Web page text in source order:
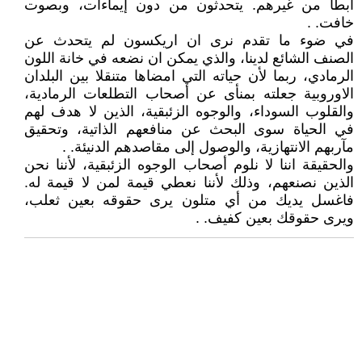
أبطأ من غيرهم. يتحدثون من دون إيماءات، وبصوت
خافت. .
في ضوء ما تقدم نرى ان اريكسون لم يتحدث عن
الصنف الشائع لدينا، والذي يمكن ان نضعه في خانة اللون
الرمادي، ربما لأن حياته التي امضاها متنقلا بين البلدان
الاوروبية جعلته بمنأى عن أصحاب التطلعات الرمادية،
والقلوب السوداء، والوجوه الزئبقية، الذين لا هدف لهم
في الحياة سوى البحث عن منافعهم الذاتية، وتحقيق
مآربهم الانتهازية، والوصول إلى مقاصدهم الدنيئة. .
والحقيقة اننا لا نلوم أصحاب الوجوه الزئبقية، لأننا نحن
الذين نصنعهم، وذلك لأننا نعطي قيمة لمن لا قيمة له.
فاغسل يديك من أي متلون يرى حقوقه بعين ثعلب،
ويرى حقوقك بعين كفيف. .